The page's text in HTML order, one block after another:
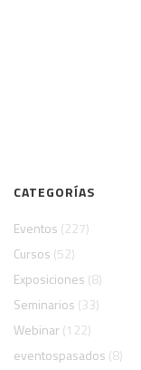
CATEGORÍAS
Eventos (227)
Cursos (52)
Exposiciones (8)
Seminarios (33)
Webinar(122)
eventospasados (8)